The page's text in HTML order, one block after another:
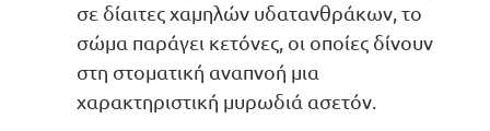
σε δίαιτες χαμηλών υδατανθράκων, το
σώμα παράγει κετόνες, οι οποίες δίνουν
στη στοματική αναπνοή μια
χαρακτηριστική μυρωδιά ασετόν.